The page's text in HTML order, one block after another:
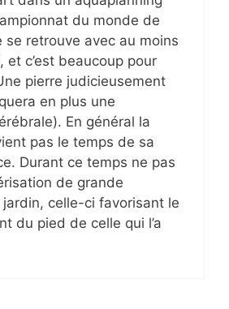
du monde de
se retrouve avec au moins
et c’est beaucoup pour
pierre judicieusement
en plus une
En général la
pas le temps de sa
Durant ce temps ne pas
de grande
celle-ci favorisant le
du pied de celle qui l’a